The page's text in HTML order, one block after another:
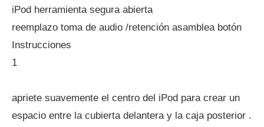
iPod herramienta segura abierta
reemplazo toma de audio /retención asamblea botón
Instrucciones
1
apriete suavemente el centro del iPod para crear un
espacio entre la cubierta delantera y la caja posterior .